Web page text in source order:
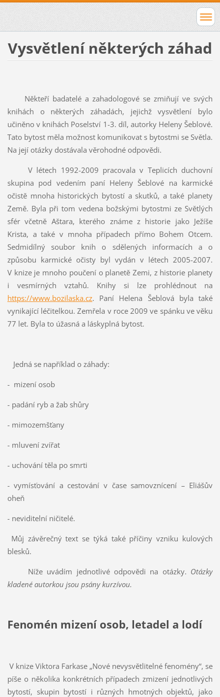
Vysvětlení některých záhad
Někteří badatelé a zahadologové se zmiňují ve svých
knihách o některých záhadách, jejichž vysvětlení bylo
učiněno v knihách Poselství 1-3. díl, autorky Heleny Šeblové.
Tato bytost měla možnost komunikovat s bytostmi se Světla.
Na její otázky dostávala věrohodné odpovědi.
V létech 1992-2009 pracovala v Teplicích duchovní
skupina pod vedením paní Heleny Šeblové na karmické
očistě mnoha historických bytostí a skutků, a také planety
Země. Byla při tom vedena božskými bytostmi ze Světlých
sfér včetně Aštara, kterého známe z historie jako Ježíše
Krista, a také v mnoha případech přímo Bohem Otcem.
Sedmidílný soubor knih o sdělených informacích a o
způsobu karmické očisty byl vydán v létech 2005-2007.
V knize je mnoho poučení o planetě Zemi, z historie planety
i vesmírných vztahů. Knihy si lze prohlédnout na
https://www.bozilaska.cz. Paní Helena Šeblová byla také
vynikající léčitelkou. Zemřela v roce 2009 ve spánku ve věku
77 let. Byla to úžasná a láskyplná bytost.
Jedná se například o záhady:
- mizení osob
- padání ryb a žab shůry
- mimozemšťany
- mluvení zvířat
- uchování těla po smrti
- vymísťování a cestování v čase samovznícení – Eliášův
oheň
- neviditelní ničitelé.
Můj závěrečný text se týká také příčiny vzniku kulových
blesků.
Níže uvádím jednotlivé odpovědi na otázky. Otázky
kladené autorkou jsou psány kurzívou.
Fenomén mizení osob, letadel a lodí
V knize Viktora Farkase „Nové nevysvětlitelné fenomény“, se
píše o několika konkrétních případech zmizení jednotlivých
bytostí, skupin bytostí i různých hmotných objektů, jako